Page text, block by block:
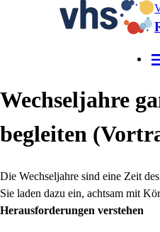
Wechseljahre
begleiten
Die Wechseljahre sind eine Zeit
Sie laden dazu ein, achtsam mit
Herausforderungen verstehen